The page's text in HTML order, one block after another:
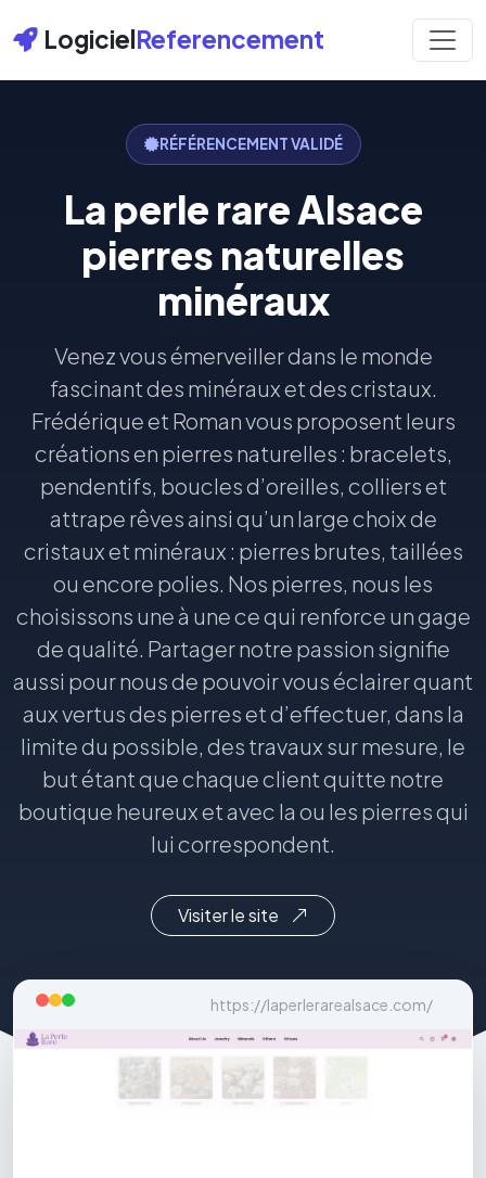
LogicielReferencement
RÉFÉRENCEMENT VALIDÉ
La perle rare Alsace
pierres naturelles
minéraux
Venez vous émerveiller dans le monde
fascinant des minéraux et des cristaux.
Frédérique et Roman vous proposent leurs
créations en pierres naturelles : bracelets,
pendentifs, boucles d’oreilles, colliers et
attrape rêves ainsi qu’un large choix de
cristaux et minéraux : pierres brutes, taillées
ou encore polies. Nos pierres, nous les
choisissons une à une ce qui renforce un gage
de qualité. Partager notre passion signifie
aussi pour nous de pouvoir vous éclairer quant
aux vertus des pierres et d’effectuer, dans la
limite du possible, des travaux sur mesure, le
but étant que chaque client quitte notre
boutique heureux et avec la ou les pierres qui
lui correspondent.
Visiter le site
https://laperlerarealsace.com/